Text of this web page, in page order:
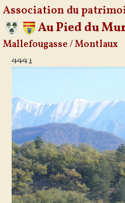
Aller
Association du
Au Pied du
Mallefougasse / Montlaux
4441